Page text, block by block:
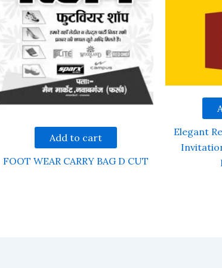
Add to cart
FOOT WEAR CARRY BAG D CUT
Elegant